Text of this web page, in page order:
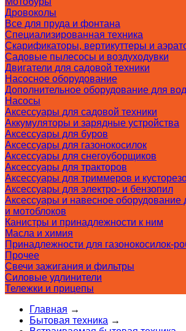
Дровоколы
Все для пруда и фонтана
Специализированная техника
Скарификаторы, вертикуттеры и
Садовые пылесосы и воздуходувки
Двигатели для садовой техники
Насосное оборудование
Дополнительное оборудование для
Насосы
Аксессуары для садовой техники
Аккумуляторы и зарядные устройства
Аксессуары для буров
Аксессуары для газонокосилок
Аксессуары для снегоуборщиков
Аксессуары для тракторов
Аксессуары для триммеров и
Аксессуары для электро- и бензопил
Аксессуары и навесное оборудование
и мотоблоков
Канистры и принадлежности к ним
Масла и химия
Принадлежности для газонокосилок-
Прочее
Свечи зажигания и фильтры
Силовые удлинители
Тележки и прицепы
Главная →
Бытовая техника →